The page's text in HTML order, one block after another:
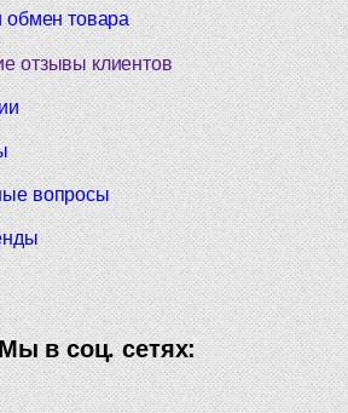
обмен товара
отзывы клиентов
вопросы
в соц. сетях: